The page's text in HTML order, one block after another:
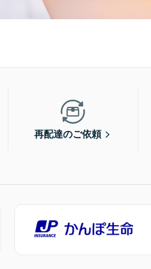
再配達のご依頼